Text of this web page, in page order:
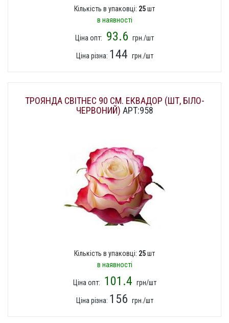
Кількість в упаковці: 25шт
в наявності
Ціна опт: 93.6 грн./шт
Ціна різна: 144 грн./шт
ТРОЯНДА СВІТНЕС 90 СМ. ЕКВАДОР (ШТ, БІЛО-
ЧЕРВОНИЙ) АРТ:958
Кількість в упаковці: 25шт
в наявності
Ціна опт: 101.4 грн/шт
Ціна різна: 156 грн./шт